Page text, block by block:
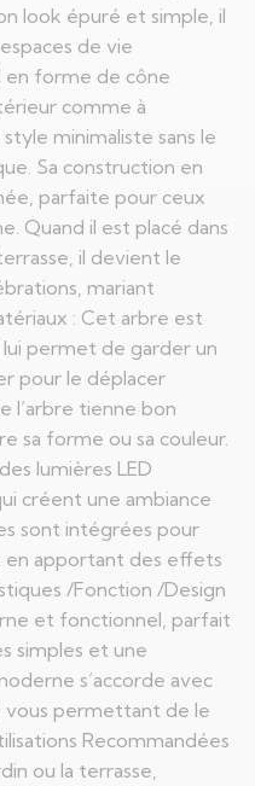
look épuré et simple, il
de vie
en forme de cône
comme à
minimaliste sans le
Sa construction en
parfaite pour ceux
Quand il est placé dans
il devient le
mariant
: Cet arbre est
permet de garder un
pour le déplacer
l’arbre tienne bon
sa forme ou sa couleur.
lumières LED
créent une ambiance
sont intégrées pour
apportant des effets
/Fonction /Design
et fonctionnel, parfait
simples et une
s’accorde avec
vous permettant de le
Recommandées
ou la terrasse,